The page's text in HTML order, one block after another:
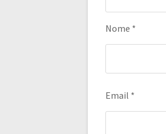
Nome *
Email *